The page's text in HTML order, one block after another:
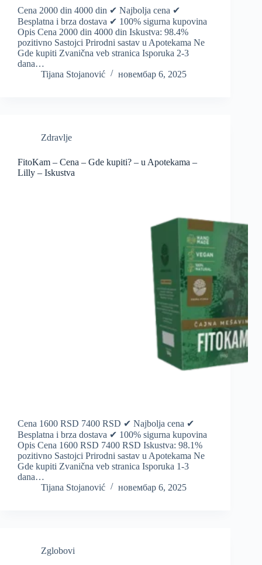
Cena 2000 din 4000 din ✔ Najbolja cena ✔
Besplatna i brza dostava ✔ 100% sigurna kupovina
Opis Cena 2000 din 4000 din Iskustva: 98.4%
pozitivno Sastojci Prirodni sastav u Apotekama Ne
Gde kupiti Zvanična veb stranica Isporuka 2-3
dana…
Tijana Stojanović
новембар 6, 2025
Zdravlje
FitoKam – Cena – Gde kupiti? – u Apotekama –
Lilly – Iskustva
Cena 1600 RSD 7400 RSD ✔ Najbolja cena ✔
Besplatna i brza dostava ✔ 100% sigurna kupovina
Opis Cena 1600 RSD 7400 RSD Iskustva: 98.1%
pozitivno Sastojci Prirodni sastav u Apotekama Ne
Gde kupiti Zvanična veb stranica Isporuka 1-3
dana…
Tijana Stojanović
новембар 6, 2025
Zglobovi